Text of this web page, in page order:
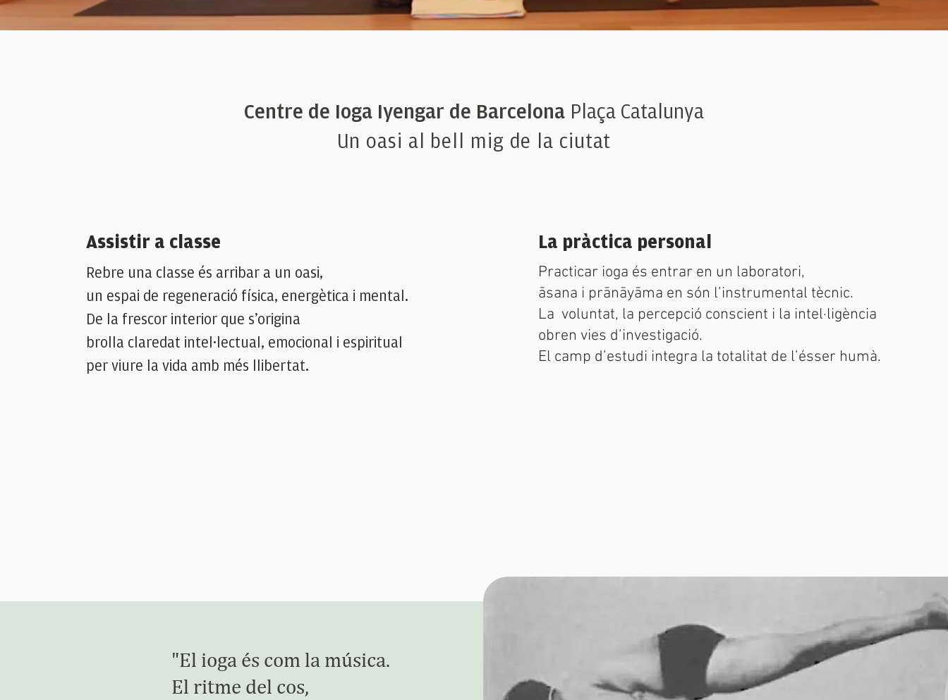
Centre de Ioga Iyengar de Barcelona Plaça Catalunya
Un oasi al bell mig de la ciutat
Assistir a classe
Rebre una classe és arribar a un oasi,
un espai de regeneració física, energètica i mental.
De la frescor interior que s’origina
brolla claredat intel·lectual, emocional i espiritual
per viure la vida amb més llibertat.
La pràctica personal
Practicar ioga és entrar en un laboratori,
āsana i prānāyāma en són l’instrumental tècnic.
La voluntat, la percepció conscient i la intel·ligència
obren vies d’investigació.
El camp d’estudi integra la totalitat de l’ésser humà.
"El ioga és com la música.
El ritme del cos,